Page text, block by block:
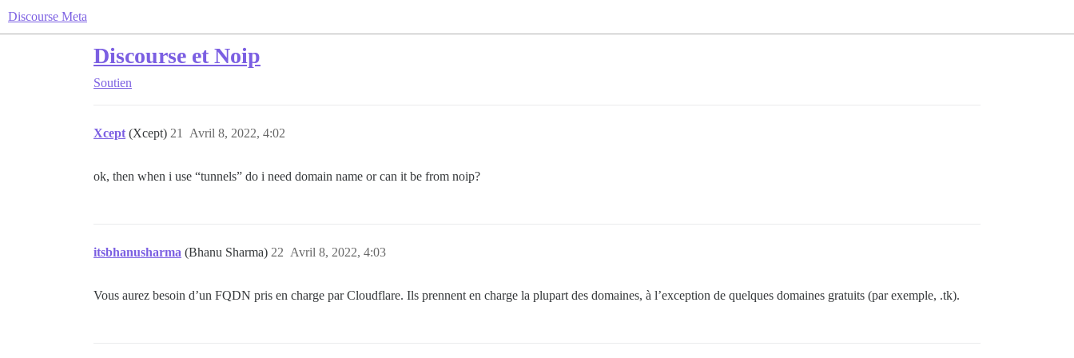
Discourse Meta
Discourse et Noip
Soutien
Xcept (Xcept) Avril 8, 2022, 4:02
21
ok, then when i use “tunnels” do i need domain name or can it be from noip?
itsbhanusharma (Bhanu Sharma) Avril 8, 2022, 4:03
22
Vous aurez besoin d’un FQDN pris en charge par Cloudflare. Ils prennent en charge la plupart des domaines, à l’exception de quelques domaines gratuits (par exemple, .tk).